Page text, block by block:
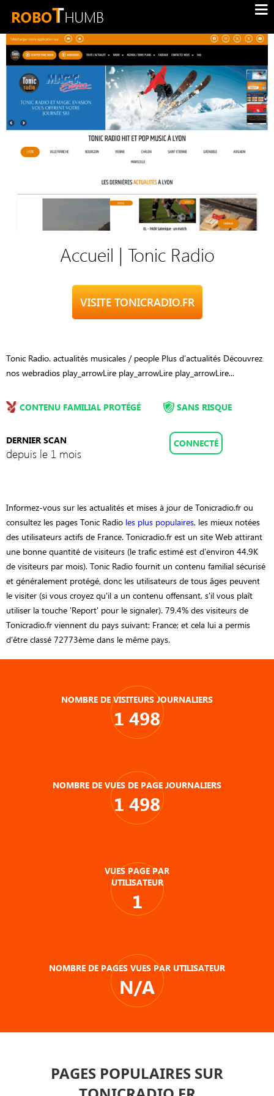
Accueil | Tonic Radio
VISITE TONICRADIO.FR
Tonic Radio. actualités musicales / people Plus d’actualités Découvrez
nos webradios play_arrowLire play_arrowLire play_arrowLire...
CONTENU FAMILIAL PROTÉGÉ
DERNIER SCAN
depuis le 1 mois
SANS RISQUE
CONNECTÉ
Informez-vous sur les actualités et mises à jour de Tonicradio.fr ou
consultez les pages Tonic Radio les plus populaires, les mieux notées
des utilisateurs actifs de France. Tonicradio.fr est un site Web attirant
une bonne quantité de visiteurs (le trafic estimé est d'environ 44.9K
de visiteurs par mois). Tonic Radio fournit un contenu familial sécurisé
et généralement protégé, donc les utilisateurs de tous âges peuvent
le visiter (si vous croyez qu'il a un contenu offensant, s'il vous plaît
utiliser la touche 'Report' pour le signaler). 79.4% des visiteurs de
Tonicradio.fr viennent du pays suivant: France; et cela lui a permis
d’être classé 72773ème dans le même pays.
NOMBRE DE VISITEURS JOURNALIERS
1 498
NOMBRE DE VUES DE PAGE JOURNALIERS
1 498
VUES PAGE PAR
UTILISATEUR
1
NOMBRE DE PAGES VUES PAR UTILISATEUR
N/A
PAGES POPULAIRES SUR